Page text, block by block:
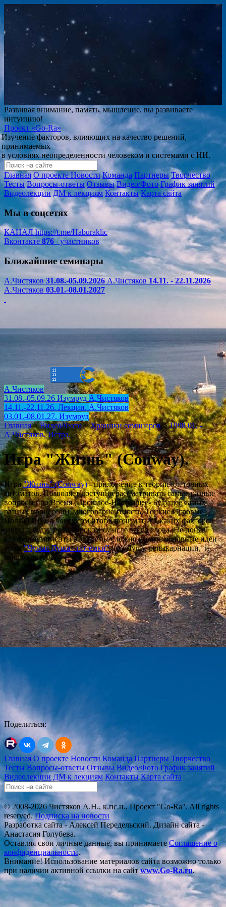
Развивая внимание, память, мышление, вы развиваете
интуицию!
Проект «Go-Ra»
Изучение факторов, влияющих на качество решений,
принимаемых
в условиях неопределенности человеком и системами с ИИ.
Главная О проектеНовости Команда Партнеры Творчество
Тесты Вопросы-ответы Отзывы Видео/Фото График занятий
Видеолекции ДМ к лекциям Контакты Карта сайта
Мы в соцсетях
КАНАЛhttps://t.me/Haburaklic
Вконтакте 876участников
Ближайшие семинары
А.Чистяков31.08.-05.09.2026 А.Чистяков14.11. - 22.11.2026
А.Чистяков 03.01.-08.01.2027
А.Чистяков
31.08.-05.09.26 Изумруд А.Чистяков
14.11.-22.11.26. Лекции. А.Чистяков
03.01.-08.01.27. Изумруд
Главная > Видео/Фото > Хроники семинаров > 1998.01. -
А.Чистяков. Истра. >
Игра "Жизнь" (Conway).
Игра"Жизнь" (Conway)- приложение к теории клеточных
автоматов. Позволяет доступно рассматривать самые разные
вопросы про Время (Прошлое-Настоящее- Будущее самых
разных процессов), многовариантность, Тонкие Игровые
Поля (ТИП), в конечном итоге, понимать от каких факторов
зависит будущее в широком смысле этого слова. Не поняв
ключевые моменты этой темы сложно понять основные идеи
темы"Чужая Душа - потемки"про Душу, реинкарнации, и
многое другое.
Поделиться:
Главная О проекте Новости Команда Партнеры Творчество
Тесты Вопросы-ответы Отзывы Видео/Фото График занятий
Видеолекции ДМ к лекциям Контакты Карта сайта
© 2008-2026 Чистяков А.Н., к.пс.н., Проект "Go-Ra". All rights
reserved.Подписка на новости
Разработка сайта - Алексей Передельский. Дизайн сайта -
Анастасия Голубева.
Оставляя свои личные данные, вы принимаетеСоглашение о
конфиденциальности.
Внимание! Использование материалов сайта возможно только
при наличии активной ссылки на сайтwww.Go-Ra.ru.